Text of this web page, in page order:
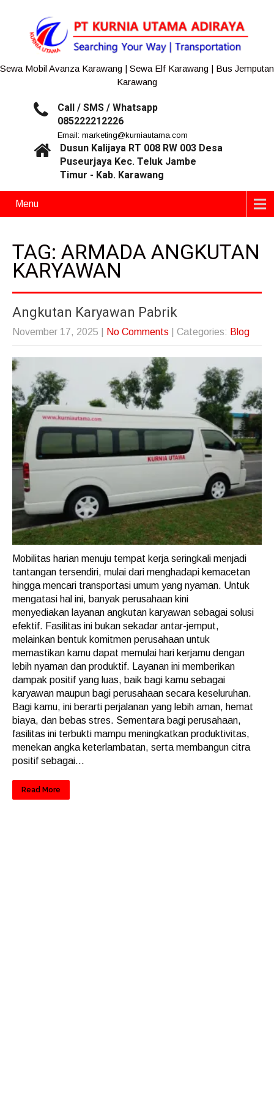
Sewa Mobil Avanza Karawang | Sewa Elf Karawang | Bus Jemputan
Karawang
Call / SMS / Whatsapp
085222212226
Email: marketing@kurniautama.com
Dusun Kalijaya RT 008 RW 003 Desa
Puseurjaya Kec. Teluk Jambe
Timur - Kab. Karawang
Menu
TAG: ARMADA ANGKUTAN
KARYAWAN
Angkutan Karyawan Pabrik
November 17, 2025 No Comments | Categories: Blog
Mobilitas harian menuju tempat kerja seringkali menjadi
tantangan tersendiri, mulai dari menghadapi kemacetan
hingga mencari transportasi umum yang nyaman. Untuk
mengatasi hal ini, banyak perusahaan kini
menyediakan layanan angkutan karyawan sebagai solusi
efektif. Fasilitas ini bukan sekadar antar-jemput,
melainkan bentuk komitmen perusahaan untuk
memastikan kamu dapat memulai hari kerjamu dengan
lebih nyaman dan produktif. Layanan ini memberikan
dampak positif yang luas, baik bagi kamu sebagai
karyawan maupun bagi perusahaan secara keseluruhan.
Bagi kamu, ini berarti perjalanan yang lebih aman, hemat
biaya, dan bebas stres. Sementara bagi perusahaan,
fasilitas ini terbukti mampu meningkatkan produktivitas,
menekan angka keterlambatan, serta membangun citra
positif sebagai...
Read More